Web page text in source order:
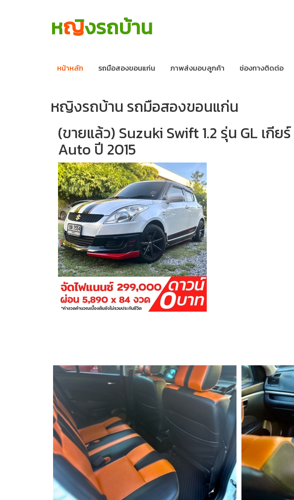
หญิงรถบ้าน
หน้าหลัก รถมือสองขอนแก่น ภาพส่งมอบลูกค้า ช่องทางติดต่อ
หญิงรถบ้าน รถมือสองขอนแก่น
(ขายแล้ว) Suzuki Swift 1.2 รุ่น GL เกียร์
Auto ปี 2015